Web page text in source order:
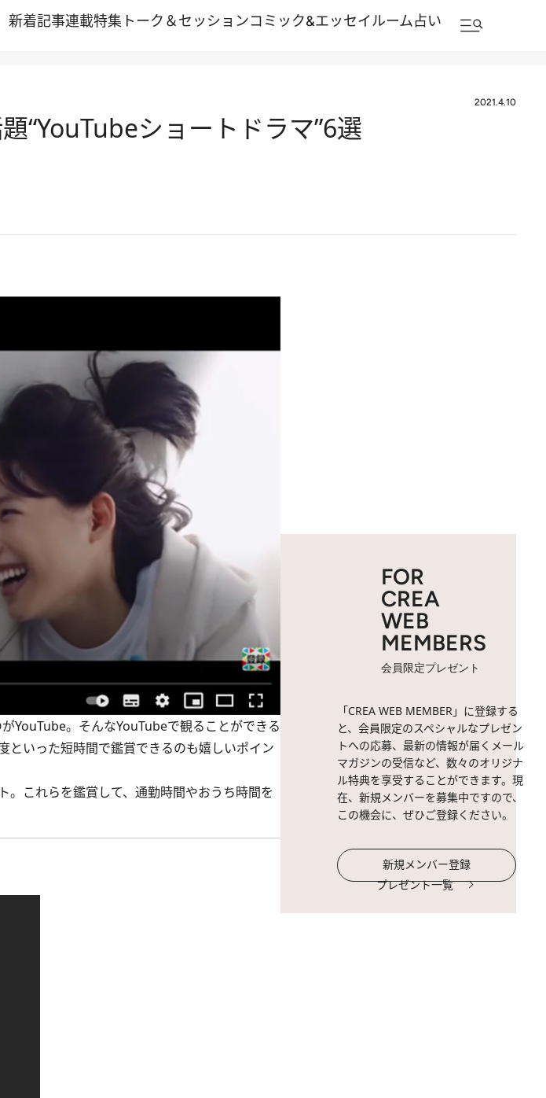
新着記事連載特集 トーク＆セッションコミック&エッセイルーム占い
2021.4.10
“YouTubeショートドラマ”6選
YouTube。そんなYouTubeで観ることができる
といった短時間で鑑賞できるのも嬉しいポイン
これらを鑑賞して、通勤時間やおうち時間を
FOR
CREA
WEB
MEMBERS
会員限定プレゼント
「CREA WEB MEMBER」に登録する
と、会員限定のスペシャルなプレゼン
トへの応募、最新の情報が届くメール
マガジンの受信など、数々のオリジナ
ル特典を享受することができます。現
在、新規メンバーを募集中ですので、
この機会に、ぜひご登録ください。
新規メンバー登録
プレゼント一覧